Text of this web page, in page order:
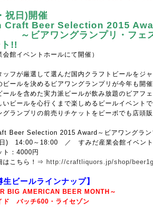
祝日)開催
Craft Beer Selection 2015
ワングランプリ・フェス
!!
会館イベントホールにて開催）
ッフが厳選して選んだ国内クラフトビールをジ
ビールを決めるビアワングランプリが今年も開
ールを含めた実力派ビールが飲み放題のビアフ
いビールを心行くまで楽しめるビールイベント
グランプリの前売りチケットをビーボでも店頭
Beer Selection 2015 Award ～ビアワングラ
) 14:00～18:00 ／ すみだ産業会館イベン
ト：4000円
はこちら！⇒ http://craftliquors.jp/shop/
生ビールラインナップ】
BIG AMERICAN BEER MONTH～
ド バッチ600・ライセゾン